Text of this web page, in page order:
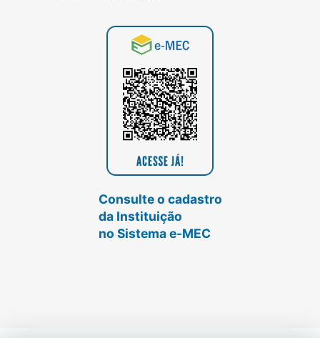
Consulte o cadastro
da Instituição
no Sistema e-MEC